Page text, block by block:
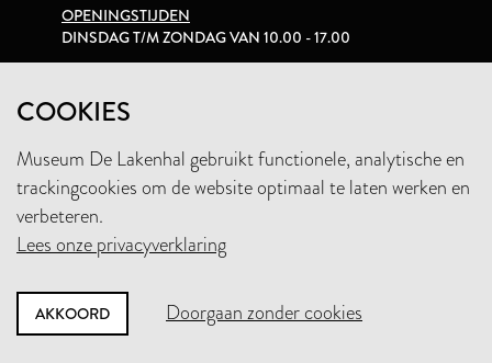
COOKIES
Museum De Lakenhal gebruikt functionele, analytische en
trackingcookies om de website optimaal te laten werken en
verbeteren.
Lees onze privacyverklaring
AKKOORD Doorgaan zonder cookies
OPENINGSTIJDEN
DINSDAG T/M ZONDAG VAN 10.00 - 17.00
+31 (0)71 5165360
INFO@LAKENHAL.NL
STEUN HET MUSEUM
NIEUWSBRIEF